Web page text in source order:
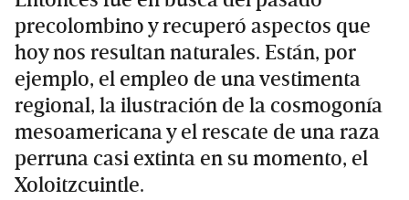
precolombino y recuperó aspectos que
hoy nos resultan naturales. Están, por
ejemplo, el empleo de una vestimenta
regional, la ilustración de la cosmogonía
mesoamericana y el rescate de una raza
perruna casi extinta en su momento, el
Xoloitzcuintle.